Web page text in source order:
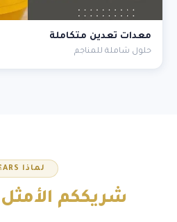
معدات تعدين متكاملة
حلول شاملة للمناجم
لماذا ARS؟
شريككم الأمثل